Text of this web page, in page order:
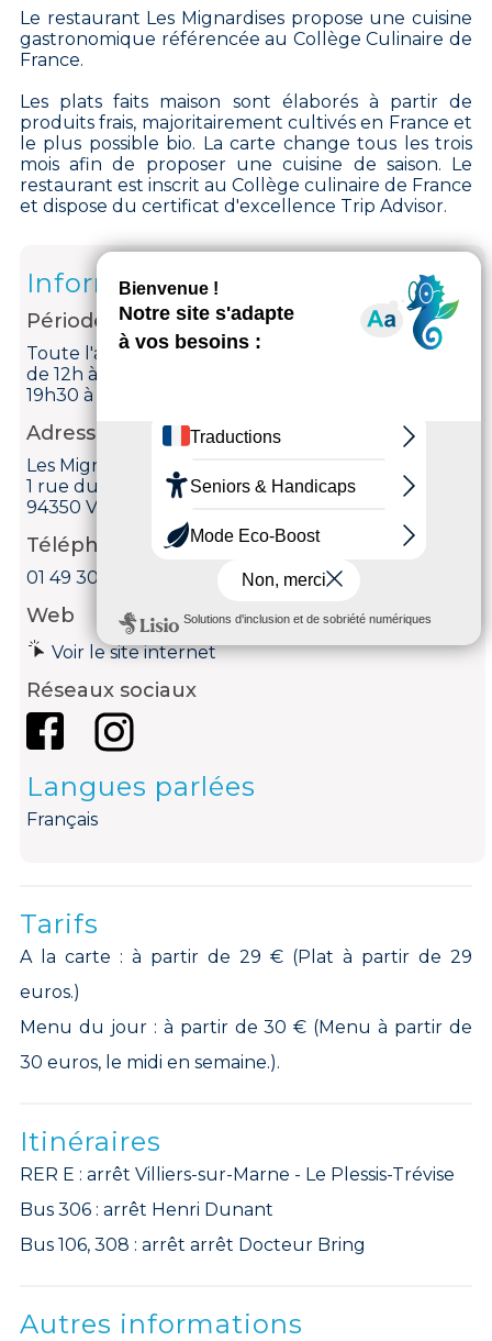
Le restaurant Les Mignardises propose une cuisine
gastronomique référencée au Collège Culinaire de
France.
Les plats faits maison sont élaborés à partir de
produits frais, majoritairement cultivés en France et
le plus possible bio. La carte change tous les trois
mois afin de proposer une cuisine de saison. Le
restaurant est inscrit au Collège culinaire de France
et dispose du certificat d'excellence Trip Advisor.
Informations
Période d'ouverture
Toute l'année le mardi, mercredi, jeudi et vendredi
de 12h à 13h30 et de 19h30 à 20h45. Le samedi de
19h30 à 21h30.
Adresse
Les Mignardises
1 rue du Progrès
94350 Villiers-sur-Marne
Téléphone
01 49 30 20 37
Web
Voir le site internet
Réseaux sociaux
Langues parlées
Français
Tarifs
A la carte : à partir de 29 € (Plat à partir de 29
euros.)
Menu du jour : à partir de 30 € (Menu à partir de
30 euros, le midi en semaine.).
Itinéraires
RER E : arrêt Villiers-sur-Marne - Le Plessis-Trévise
Bus 306 : arrêt Henri Dunant
Bus 106, 308 : arrêt arrêt Docteur Bring
Autres informations